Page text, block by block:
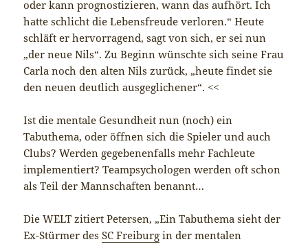
oder kann prognostizieren, wann das aufhört. Ich
hatte schlicht die Lebensfreude verloren.“ Heute
schläft er hervorragend, sagt von sich, er sei nun
„der neue Nils“. Zu Beginn wünschte sich seine Frau
Carla noch den alten Nils zurück, „heute findet sie
den neuen deutlich ausgeglichener“. <<
Ist die mentale Gesundheit nun (noch) ein
Tabuthema, oder öffnen sich die Spieler und auch
Clubs? Werden gegebenenfalls mehr Fachleute
implementiert? Teampsychologen werden oft schon
als Teil der Mannschaften benannt…
Die WELT zitiert Petersen, „Ein Tabuthema sieht der
Ex-Stürmer desSC Freiburg in der mentalen